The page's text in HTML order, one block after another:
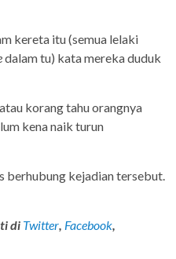
kereta itu (semua lelaki
dalam tu) kata mereka duduk
atau korang tahu orangnya
kena naik turun
berhubung kejadian tersebut.
di Twitter, Facebook,